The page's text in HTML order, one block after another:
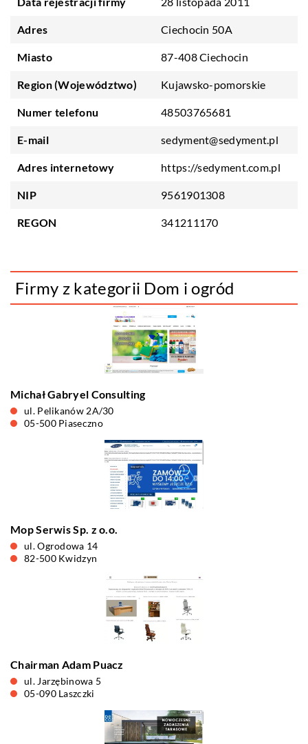
Adres Ciechocin 50A
Miasto 87-408 Ciechocin
Region (Województwo) Kujawsko-pomorskie
Numer telefonu 48503765681
E-mail sedyment@sedyment.pl
Adres internetowy https://sedyment.com.pl
NIP 9561901308
REGON 341211170
Firmy z kategorii Dom i ogród
Michał Gabryel Consulting
ul. Pelikanów 2A/30
05-500 Piaseczno
Mop Serwis Sp. z o.o.
ul. Ogrodowa 14
82-500 Kwidzyn
Chairman Adam Puacz
ul. Jarzębinowa 5
05-090 Laszczki